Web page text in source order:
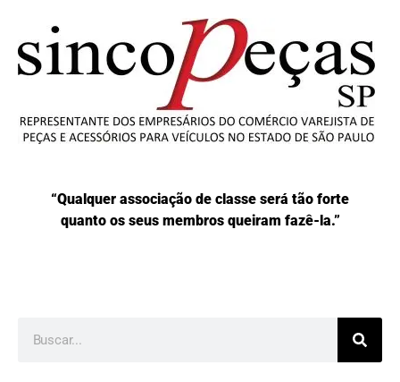
“Qualquer associação de classe será tão forte
quanto os seus membros queiram fazê-la.”